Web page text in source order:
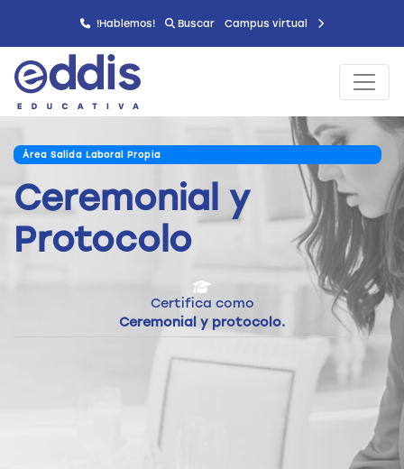
!Hablemos! Buscar Campus virtual
Área Salida Laboral Propia
Ceremonial y
Protocolo
Certifica como
Ceremonial y protocolo.